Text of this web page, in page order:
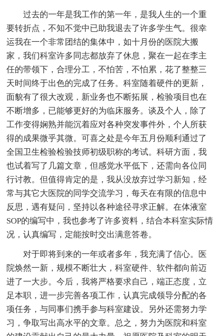
过去的一年是我工作的第一年，是我人生的一个重
要转折点，不知不觉中已助我退去了许多学生气。很幸
运我在一个非常团结的集体中，如十月份的医院大搬
家，我们科室许多同志都放弃了休息，聚在一起在李主
任的带领下，合理分工，不怕苦，不怕累，花了整整三
天时间终于出色的完成了任务。科室随着硬件的更新，
面貌有了很大改观，新业务也不断拓展，检验项目也在
不断增多，已能够更好的为临床服务。谈及个人，除了
工作变得娴熟并能沉着应对各种突发事件外，个人所获
得的成果微乎其微。可喜之处是今年五月份顺利通过了
全国卫生检验检验技师初级职称的考试。科研方面，我
也试着写了几篇文章，但感觉水平低下，还需向各位同
行讨教。但值得肯定的是，我从没放弃过学习新知，经
常与其它大医院的同学交流学习，每天在有限的信息中
反思，遇有疑问，坚持以各种途径寻求正解。在体液室
SOP的编写中，我也参考了许多资料，结合本科室实际情
况，认真编写，定能按时交出满意答卷。
对于即将到来的一年或者多年，我充满了信心。医
院焕然一新，规模不断壮大，科室硬件、软件都向前迈
进了一大步。今后，我将严格要求自己，端正态度，立
足本职，进一步完善各项工作，认真完成领导分配的各
项任务，与同事们携手参与科室建设。另外还需努力学
习，争取写出高水平的文章。总之，努力为医院和科室